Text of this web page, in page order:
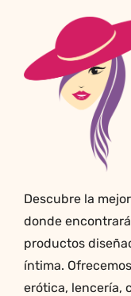
Descubre la
donde
productos
íntima.
erótica, lencería,